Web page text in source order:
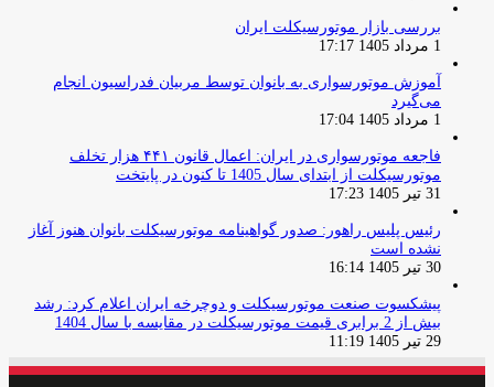
بررسی بازار موتورسیکلت ایران
1 مرداد 1405 17:17
آموزش موتورسواری به بانوان توسط مربیان فدراسیون انجام
می‌گیرد
1 مرداد 1405 17:04
فاجعه موتورسواری در ایران: اعمال قانون ۴۴۱ هزار تخلف
موتورسیکلت از ابتدای سال 1405 تا کنون در پایتخت
31 تیر 1405 17:23
رئیس پلیس راهور: صدور گواهینامه موتورسیکلت بانوان هنوز آغاز
نشده است
30 تیر 1405 16:14
پیشکسوت صنعت موتورسیکلت و دوچرخه ایران اعلام کرد: رشد
بیش از 2 برابری قیمت موتورسیکلت در مقایسه با سال 1404
29 تیر 1405 11:19